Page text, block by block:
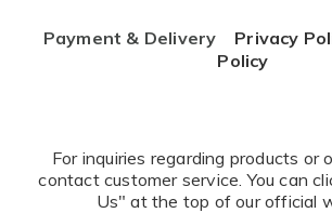
Payment & Delivery Privacy
Policy
For inquiries regarding products or
contact customer service. You can
Us" at the top of our official